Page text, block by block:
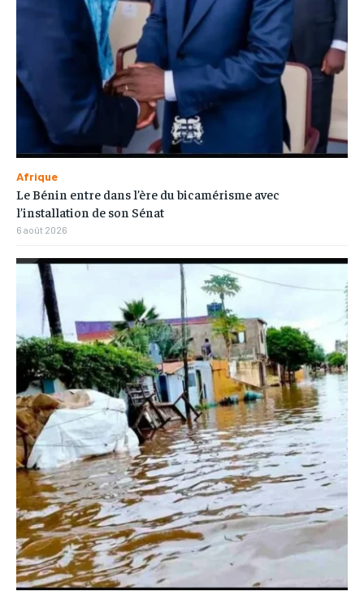
Afrique
Le Bénin entre dans l’ère du bicamérisme avec
l’installation de son Sénat
6 août 2026